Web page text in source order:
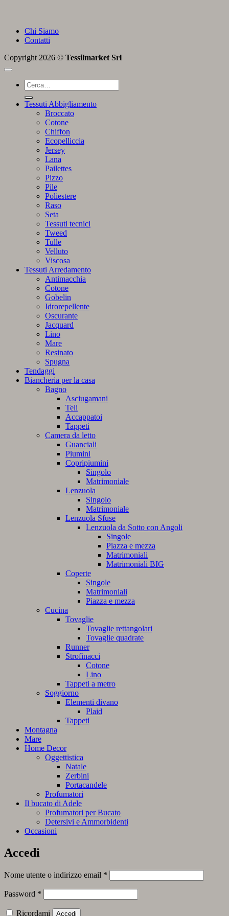
Chi Siamo
Contatti
Copyright 2026 © Tessilmarket Srl
Cerca:
Tessuti Abbigliamento
Broccato
Cotone
Chiffon
Ecopelliccia
Jersey
Lana
Pailettes
Pizzo
Pile
Poliestere
Raso
Seta
Tessuti tecnici
Tweed
Tulle
Velluto
Viscosa
Tessuti Arredamento
Antimacchia
Cotone
Gobelin
Idrorepellente
Oscurante
Jacquard
Lino
Mare
Resinato
Spugna
Tendaggi
Biancheria per la casa
Bagno
Asciugamani
Teli
Accappatoi
Tappeti
Camera da letto
Guanciali
Piumini
Copripiumini
Singolo
Matrimoniale
Lenzuola
Singolo
Matrimoniale
Lenzuola Sfuse
Lenzuola da Sotto con Angoli
Singole
Piazza e mezza
Matrimoniali
Matrimoniali BIG
Coperte
Singole
Matrimoniali
Piazza e mezza
Cucina
Tovaglie
Tovaglie rettangolari
Tovaglie quadrate
Runner
Strofinacci
Cotone
Lino
Tappeti a metro
Soggiorno
Elementi divano
Plaid
Tappeti
Montagna
Mare
Home Decor
Oggettistica
Natale
Zerbini
Portacandele
Profumatori
Il bucato di Adele
Profumatori per Bucato
Detersivi e Ammorbidenti
Occasioni
Accedi
Nome utente o indirizzo email *
Password *
Ricordami Accedi